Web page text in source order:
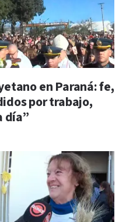
en Paraná: fe,
por trabajo,
día”